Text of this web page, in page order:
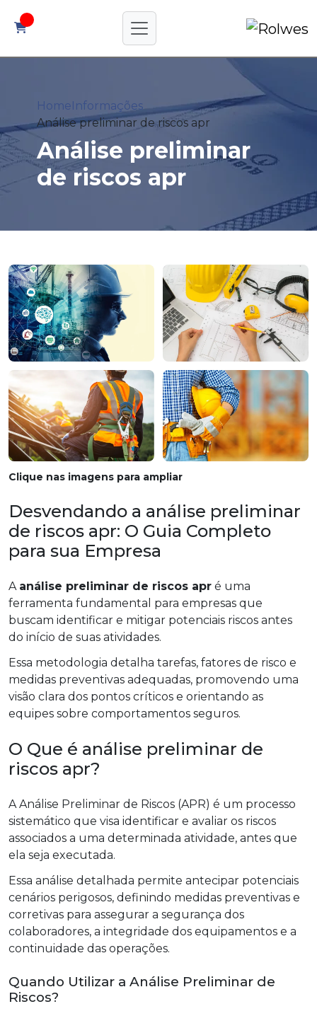
HomeInformações
Análise preliminar de riscos apr
Análise preliminar
de riscos apr
Clique nas imagens para ampliar
Desvendando a análise preliminar
de riscos apr: O Guia Completo
para sua Empresa
A análise preliminar de riscos apr é uma
ferramenta fundamental para empresas que
buscam identificar e mitigar potenciais riscos antes
do início de suas atividades.
Essa metodologia detalha tarefas, fatores de risco e
medidas preventivas adequadas, promovendo uma
visão clara dos pontos críticos e orientando as
equipes sobre comportamentos seguros.
O Que é análise preliminar de
riscos apr?
A Análise Preliminar de Riscos (APR) é um processo
sistemático que visa identificar e avaliar os riscos
associados a uma determinada atividade, antes que
ela seja executada.
Essa análise detalhada permite antecipar potenciais
cenários perigosos, definindo medidas preventivas e
corretivas para assegurar a segurança dos
colaboradores, a integridade dos equipamentos e a
continuidade das operações.
Quando Utilizar a Análise Preliminar de
Riscos?